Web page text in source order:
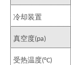
冷却装置
真空度(pa)
受热温度(°C)